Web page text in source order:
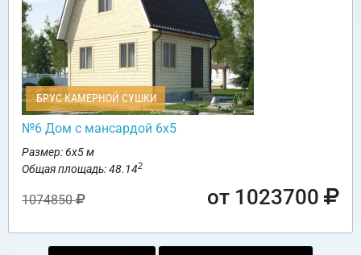
БРУС КАМЕРНОЙ СУШКИ
№6 Дом с мансардой 6х5
Размер: 6х5 м
Общая площадь: 48.142
1074850 от 1023700